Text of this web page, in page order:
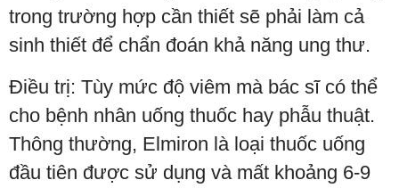
trong trường hợp cần thiết sẽ phải làm cả
sinh thiết để chẩn đoán khả năng ung thư.
Điều trị: Tùy mức độ viêm mà bác sĩ có thể
cho bệnh nhân uống thuốc hay phẫu thuật.
Thông thường, Elmiron là loại thuốc uống
đầu tiên được sử dụng và mất khoảng 6-9